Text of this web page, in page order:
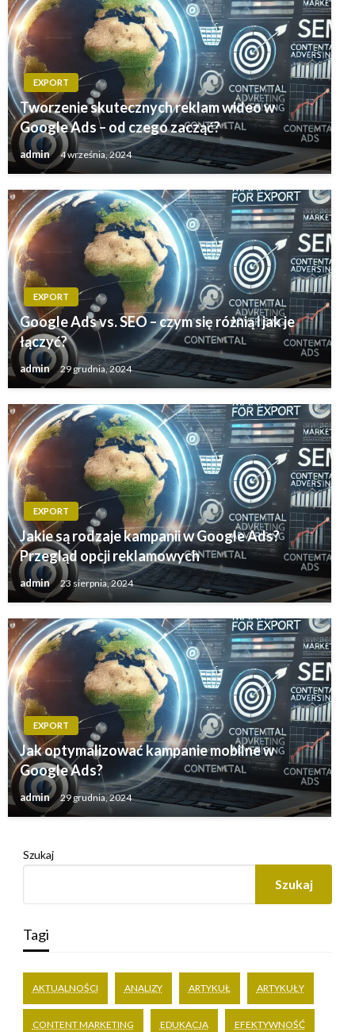
EXPORT
Tworzenie skutecznych reklam wideo w
Google Ads – od czego zacząć?
admin 4 września, 2024
EXPORT
Google Ads vs. SEO – czym się różnią i jak je
łączyć?
admin 29 grudnia, 2024
EXPORT
Jakie są rodzaje kampanii w Google Ads?
Przegląd opcji reklamowych
admin 23 sierpnia, 2024
EXPORT
Jak optymalizować kampanie mobilne w
Google Ads?
admin 29 grudnia, 2024
Szukaj
Szukaj
Tagi
AKTUALNOŚCI ANALIZY ARTYKUŁ ARTYKUŁY
CONTENT MARKETING EDUKACJA EFEKTYWNOŚĆ